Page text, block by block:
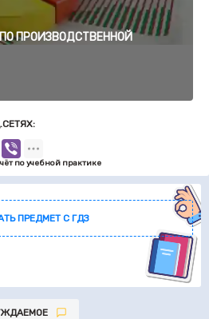
ПРЕДМЕТ С ГДЗ
ПРОИЗВОДСТВЕННОЙ
по учебной практике